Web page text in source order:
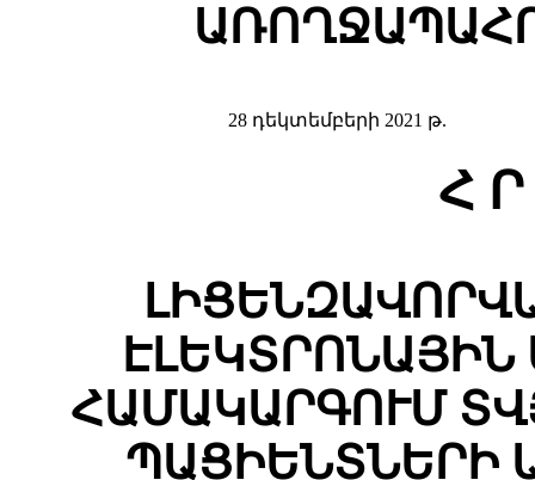
28 դեկտեմբերի 2021 թ.
Հ
ՀԱՄԱԿԱՐԳՈՒՄ
ՊԱՑԻԵՆՏՆԵՐԻ